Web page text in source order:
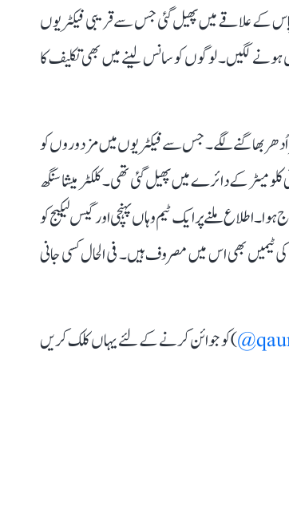
کے علاقے میں پھیل گئی جس سے قریبی فیکٹریوں
لگیں۔ لوگوں کو سانس لینے میں بھی تکلیف کا
بھاگنے لگے۔ جس سے فیکٹریوں میں مزدوروں کو
کے دائرے میں پھیل گئی تھی۔ کلکٹر میشا سنگھ
اطلاع ملنے پر ایک ٹیم وہاں پہنچی اور گیس لیکیج کو
کی ٹیمیں بھی اس میں مصروف ہیں۔ فی الحال کسی جانی
) کو جوائن کرنے کے لئے یہاں کلک کریں